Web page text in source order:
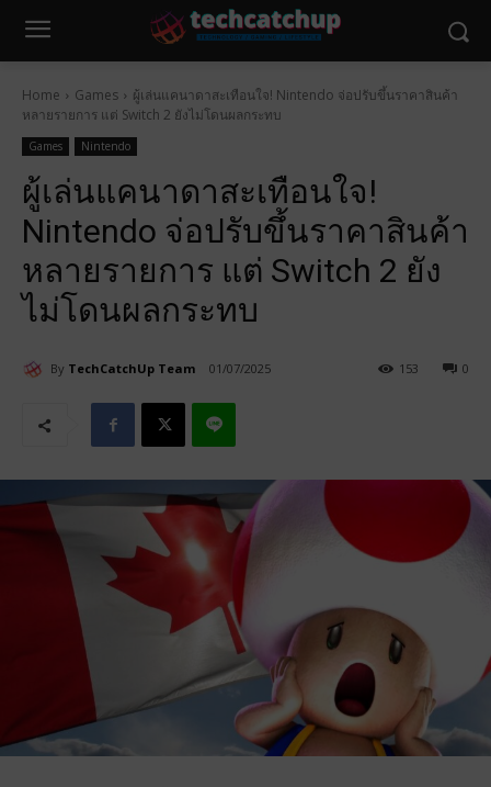
Home Games
ผู้เล่นแคนาดาสะเทือนใจ! Nintendo จ่อปรับขึ้นราคาสินค้า
หลายรายการ แต่ Switch 2 ยังไม่โดนผลกระทบ
Games Nintendo
ผู้เล่นแคนาดาสะเทือนใจ!
Nintendo จ่อปรับขึ้นราคาสินค้า
หลายรายการ แต่ Switch 2 ยัง
ไม่โดนผลกระทบ
By TechCatchUp Team 01/07/2025 0
153